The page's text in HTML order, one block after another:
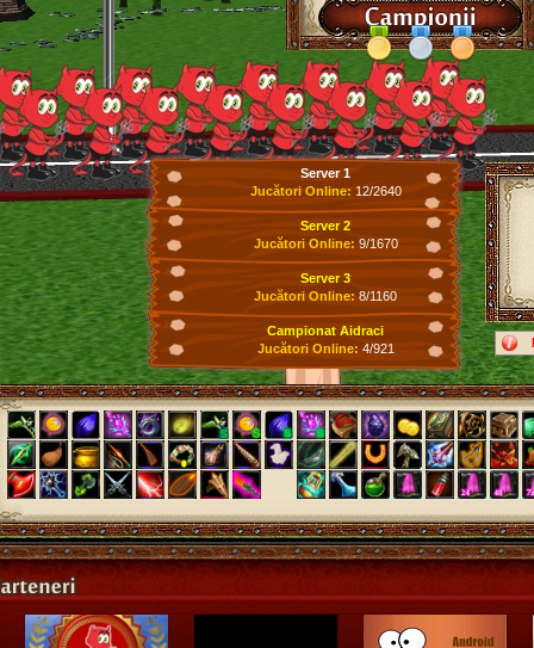
Server 1
Jucători Online: 12/2640
Server 2
Jucători Online: 9/1670
Server 3
Jucători Online: 8/1160
Campionat Aidraci
Jucători Online: 4/921